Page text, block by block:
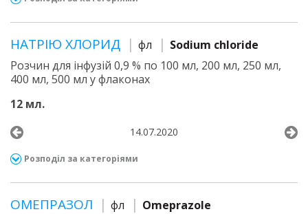
НАТРІЮ ХЛОРИД фл
Sodium chloride
Розчин для інфузій 0,9 % по 100 мл, 200 мл, 250 мл,
400 мл, 500 мл у флаконах
12 мл.
14.07.2020
Розподіл за категоріями
ОМЕПРАЗОЛ фл
Omeprazole